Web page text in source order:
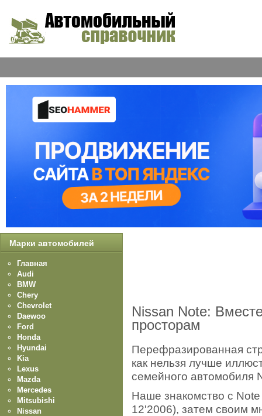
Nissan Note:
просторам
Перефразированная
как нельзя лучше
семейного автомобиля
Наше знакомство с
12'2006), затем своим
Марки автомобилей
Главная
Audi
BMW
Chery
Chevrolet
Daewoo
Ford
Honda
Hyundai
Kia
Lexus
Mazda
Mercedes
Mitsubishi
Nissan